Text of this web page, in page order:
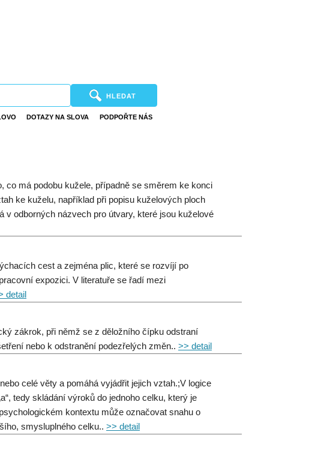
HLEDAT
DOTAZY NA SLOVA PODPOŘTE NÁS
co má podobu kužele, případně se směrem ke konci
ke kuželu, například při popisu kuželových ploch
v odborných názvech pro útvary, které jsou kuželové
cest a zejména plic, které se rozvíjí po
expozici. V literatuře se řadí mezi
detail
zákrok, při němž se z děložního čípku odstraní
nebo k odstranění podezřelých změn.. >> detail
celé věty a pomáhá vyjádřit jejich vztah.;V logice
tedy skládání výroků do jednoho celku, který je
kontextu může označovat snahu o
smysluplného celku.. >> detail